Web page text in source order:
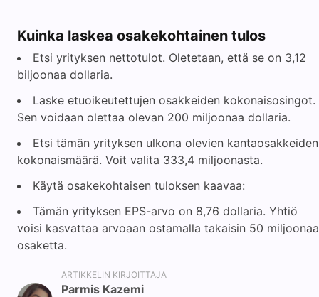
Kuinka laskea osakekohtainen tulos
Etsi yrityksen nettotulot. Oletetaan, että se on 3,12
biljoonaa dollaria.
Laske etuoikeutettujen osakkeiden kokonaisosingot.
Sen voidaan olettaa olevan 200 miljoonaa dollaria.
Etsi tämän yrityksen ulkona olevien kantaosakkeiden
kokonaismäärä. Voit valita 333,4 miljoonasta.
Käytä osakekohtaisen tuloksen kaavaa:
Tämän yrityksen EPS-arvo on 8,76 dollaria. Yhtiö
voisi kasvattaa arvoaan ostamalla takaisin 50 miljoonaa
osaketta.
ARTIKKELIN KIRJOITTAJA
Parmis Kazemi